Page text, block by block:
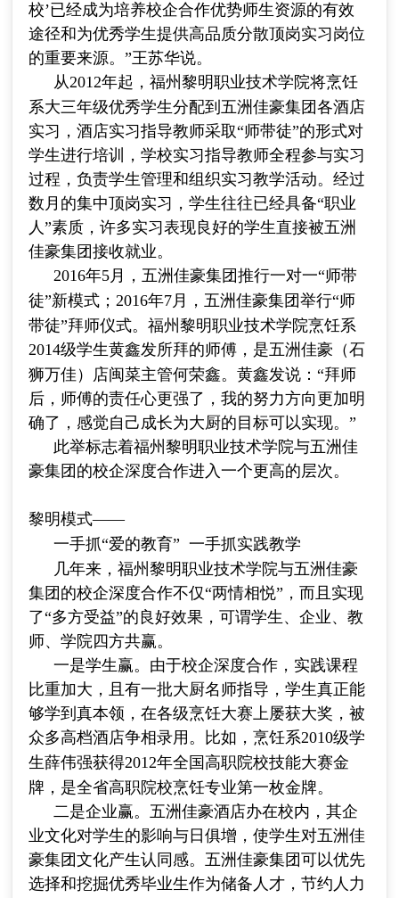
校’已经成为培养校企合作优势师生资源的有效
途径和为优秀学生提供高品质分散顶岗实习岗位
的重要来源。”王苏华说。
从2012年起，福州黎明职业技术学院将烹饪
系大三年级优秀学生分配到五洲佳豪集团各酒店
实习，酒店实习指导教师采取“师带徒”的形式对
学生进行培训，学校实习指导教师全程参与实习
过程，负责学生管理和组织实习教学活动。经过
数月的集中顶岗实习，学生往往已经具备“职业
人”素质，许多实习表现良好的学生直接被五洲
佳豪集团接收就业。
2016年5月，五洲佳豪集团推行一对一“师带
徒”新模式；2016年7月，五洲佳豪集团举行“师
带徒”拜师仪式。福州黎明职业技术学院烹饪系
2014级学生黄鑫发所拜的师傅，是五洲佳豪（石
狮万佳）店闽菜主管何荣鑫。黄鑫发说：“拜师
后，师傅的责任心更强了，我的努力方向更加明
确了，感觉自己成长为大厨的目标可以实现。”
此举标志着福州黎明职业技术学院与五洲佳
豪集团的校企深度合作进入一个更高的层次。
黎明模式——
一手抓“爱的教育” 一手抓实践教学
几年来，福州黎明职业技术学院与五洲佳豪
集团的校企深度合作不仅“两情相悦”，而且实现
了“多方受益”的良好效果，可谓学生、企业、教
师、学院四方共赢。
一是学生赢。由于校企深度合作，实践课程
比重加大，且有一批大厨名师指导，学生真正能
够学到真本领，在各级烹饪大赛上屡获大奖，被
众多高档酒店争相录用。比如，烹饪系2010级学
生薛伟强获得2012年全国高职院校技能大赛金
牌，是全省高职院校烹饪专业第一枚金牌。
二是企业赢。五洲佳豪酒店办在校内，其企
业文化对学生的影响与日俱增，使学生对五洲佳
豪集团文化产生认同感。五洲佳豪集团可以优先
选择和挖掘优秀毕业生作为储备人才，节约人力